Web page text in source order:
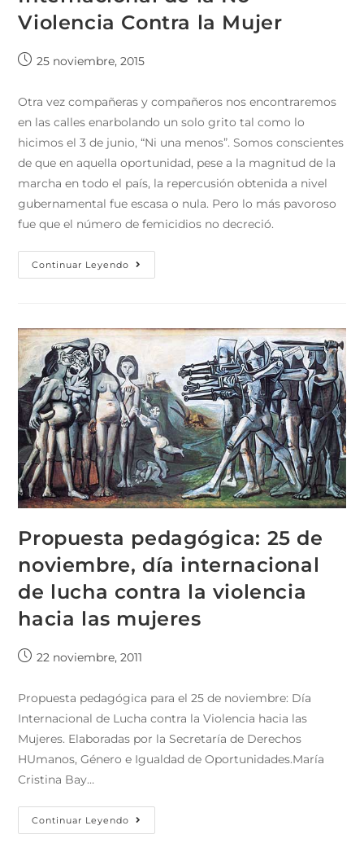
Violencia Contra la Mujer
25 noviembre, 2015
Otra vez compañeras y compañeros nos encontraremos
en las calles enarbolando un solo grito tal como lo
hicimos el 3 de junio, “Ni una menos”. Somos conscientes
de que en aquella oportunidad, pese a la magnitud de la
marcha en todo el país, la repercusión obtenida a nivel
gubernamental fue escasa o nula. Pero lo más pavoroso
fue que el número de femicidios no decreció.
Continuar Leyendo
Propuesta pedagógica: 25 de
noviembre, día internacional
de lucha contra la violencia
hacia las mujeres
22 noviembre, 2011
Propuesta pedagógica para el 25 de noviembre: Día
Internacional de Lucha contra la Violencia hacia las
Mujeres. Elaboradas por la Secretaría de Derechos
HUmanos, Género e Igualdad de Oportunidades.María
Cristina Bay…
Continuar Leyendo